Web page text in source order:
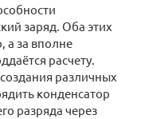
заряд. Оба этих
а за вполне
расчету.
различных
конденсатор
разряда через